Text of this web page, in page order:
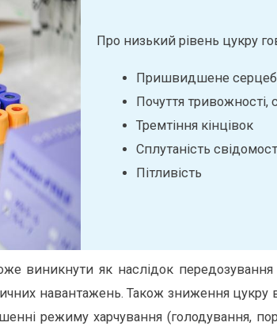
Про низький рівень цукру
Пришвидшене
Почуття тривожності,
Тремтіння кінцівок
Сплутаність
Пітливість
виникнути як наслідок
навантажень. Також зниження цукру
режиму харчування (голодування,